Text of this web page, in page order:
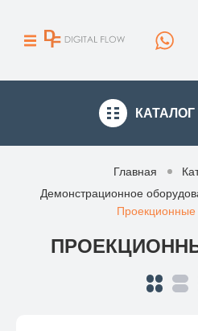
КАТАЛОГ
Главная
Демонстрационное
Проекционные